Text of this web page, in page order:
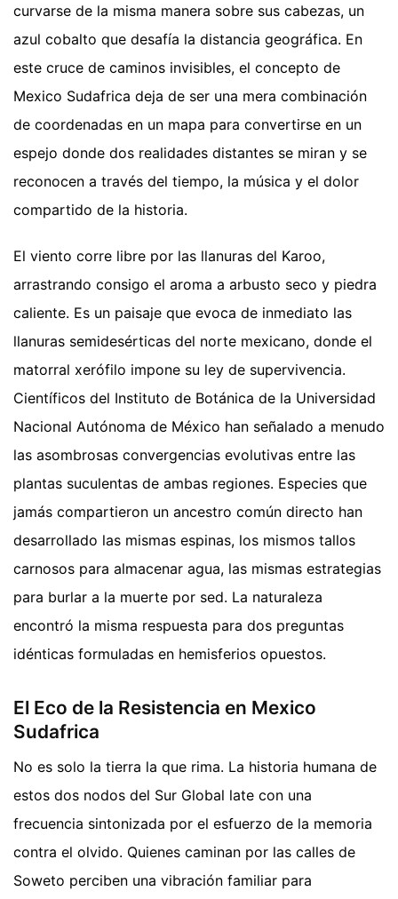
curvarse de la misma manera sobre sus cabezas, un
azul cobalto que desafía la distancia geográfica. En
este cruce de caminos invisibles, el concepto de
Mexico Sudafrica deja de ser una mera combinación
de coordenadas en un mapa para convertirse en un
espejo donde dos realidades distantes se miran y se
reconocen a través del tiempo, la música y el dolor
compartido de la historia.
El viento corre libre por las llanuras del Karoo,
arrastrando consigo el aroma a arbusto seco y piedra
caliente. Es un paisaje que evoca de inmediato las
llanuras semidesérticas del norte mexicano, donde el
matorral xerófilo impone su ley de supervivencia.
Científicos del Instituto de Botánica de la Universidad
Nacional Autónoma de México han señalado a menudo
las asombrosas convergencias evolutivas entre las
plantas suculentas de ambas regiones. Especies que
jamás compartieron un ancestro común directo han
desarrollado las mismas espinas, los mismos tallos
carnosos para almacenar agua, las mismas estrategias
para burlar a la muerte por sed. La naturaleza
encontró la misma respuesta para dos preguntas
idénticas formuladas en hemisferios opuestos.
El Eco de la Resistencia en Mexico
Sudafrica
No es solo la tierra la que rima. La historia humana de
estos dos nodos del Sur Global late con una
frecuencia sintonizada por el esfuerzo de la memoria
contra el olvido. Quienes caminan por las calles de
Soweto perciben una vibración familiar para